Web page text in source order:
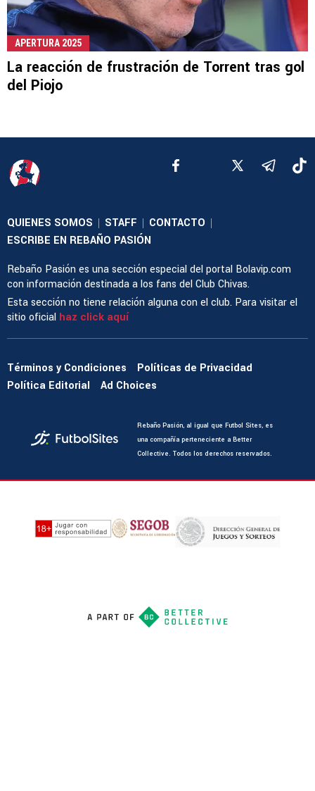
APERTURA 2025
La reacción de frustración de Torrent tras gol
del Piojo
QUIENES SOMOS | STAFF | CONTACTO |
ESCRIBE EN REBAÑO PASIÓN
Rebaño Pasión es una sección especial del portal Bolavip.com
con información destinada a los fans del Club Chivas.
Esta sección no tiene relación alguna con el club. Para visitar el
sitio oficial haz click aquí
Términos y Condiciones
Políticas de Privacidad
Política Editorial
Ad Choices
Rebaño Pasión, al igual que Futbol Sites, es
una compañía perteneciente a Better
Collective. Todos los derechos reservados.